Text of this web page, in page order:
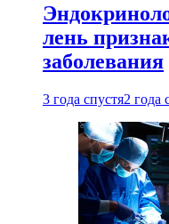
лень
заболевания
3 года спустя2 года